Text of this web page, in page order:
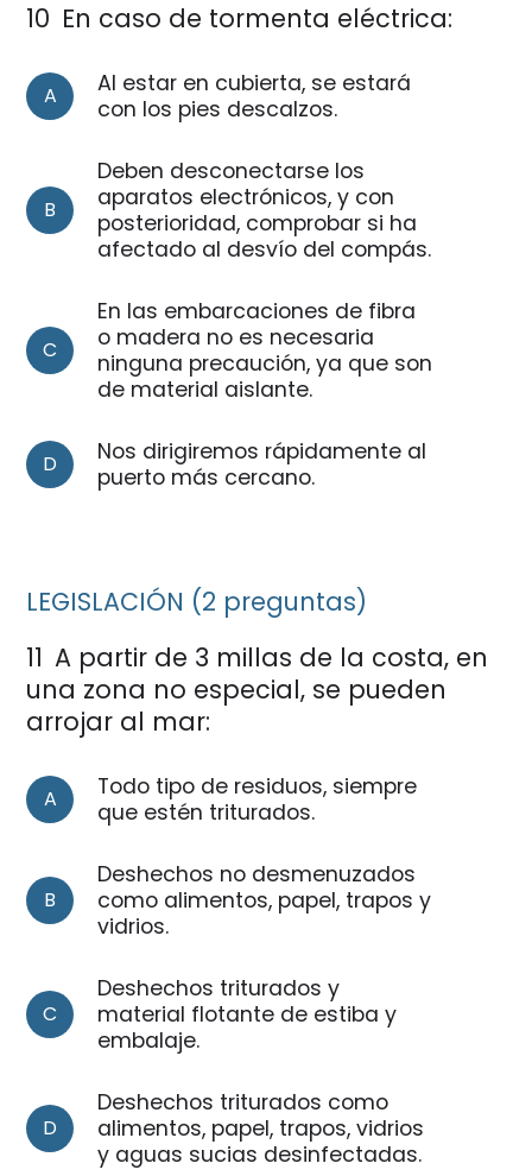
10 En caso de tormenta eléctrica:
A
Al estar en cubierta, se estará
con los pies descalzos.
B
Deben desconectarse los
aparatos electrónicos, y con
posterioridad, comprobar si ha
afectado al desvío del compás.
C
En las embarcaciones de fibra
o madera no es necesaria
ninguna precaución, ya que son
de material aislante.
D
Nos dirigiremos rápidamente al
puerto más cercano.
LEGISLACIÓN (2 preguntas)
11 A partir de 3 millas de la costa, en
una zona no especial, se pueden
arrojar al mar:
A
Todo tipo de residuos, siempre
que estén triturados.
B
Deshechos no desmenuzados
como alimentos, papel, trapos y
vidrios.
C
Deshechos triturados y
material flotante de estiba y
embalaje.
D
Deshechos triturados como
alimentos, papel, trapos, vidrios
y aguas sucias desinfectadas.